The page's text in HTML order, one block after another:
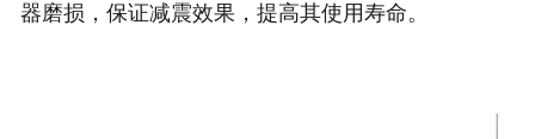
器磨损，保证减震效果，提高其使用寿命。